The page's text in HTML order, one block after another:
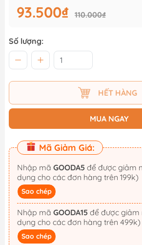
93.500₫ 110.000₫
Số lượng:
HẾT HÀNG
MUA NGAY
Mã Giảm Giá:
Nhập mã GOODA5
dụng cho các đơn hàng trên 199k)
Sao chép
Nhập mã GOODA15
dụng cho các đơn hàng trên 499k)
Sao chép